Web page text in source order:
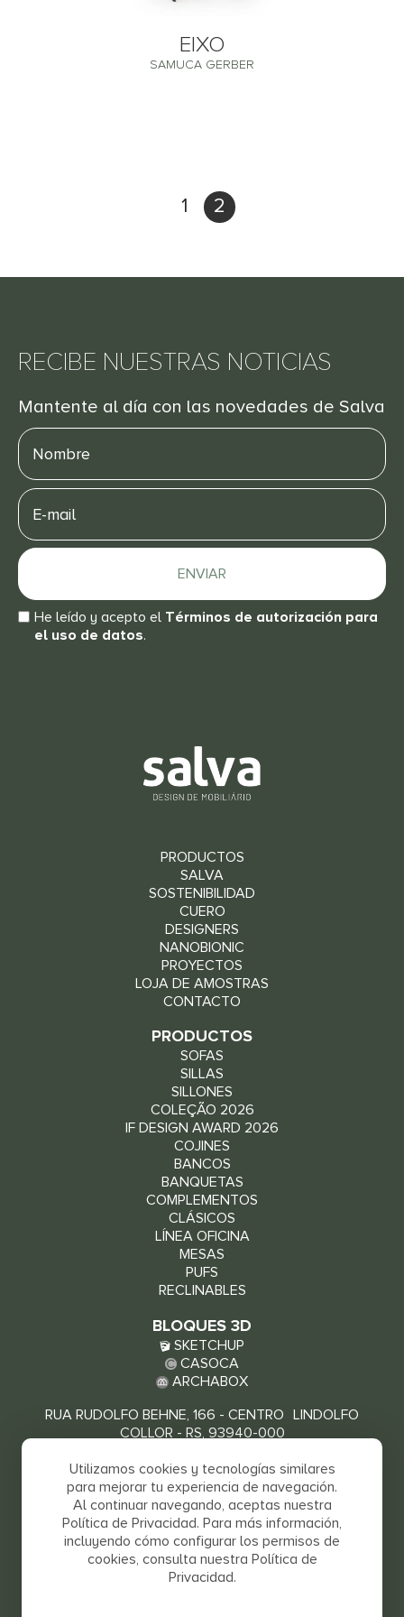
EIXO
SAMUCA GERBER
1 2
RECIBE NUESTRAS NOTICIAS
Mantente al día con las novedades de Salva
Nombre
E-
mail
ENVIAR
He leído y acepto el Términos de autorización para
el uso de datos.
PRODUCTOS
SALVA
SOSTENIBILIDAD
CUERO
DESIGNERS
NANOBIONIC
PROYECTOS
LOJA DE AMOSTRAS
CONTACTO
PRODUCTOS
SOFAS
SILLAS
SILLONES
COLEÇÃO 2026
IF DESIGN AWARD 2026
COJINES
BANCOS
BANQUETAS
COMPLEMENTOS
CLÁSICOS
LÍNEA OFICINA
MESAS
PUFS
RECLINABLES
BLOQUES 3D
SKETCHUP
CASOCA
ARCHABOX
RUA RUDOLFO BEHNE, 166 - CENTRO LINDOLFO
COLLOR - RS, 93940-000
VER CÓMO LLEGAR
Utilizamos cookies y tecnologías similares
para mejorar tu experiencia de navegación.
Al continuar navegando, aceptas nuestra
Política de Privacidad. Para más información,
incluyendo cómo configurar los permisos de
cookies, consulta nuestra Política de
Privacidad.